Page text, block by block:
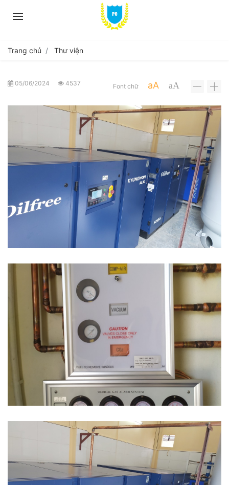
Trang chủ Thư viện
05/06/2024 4537 Font chữ aA aA - +